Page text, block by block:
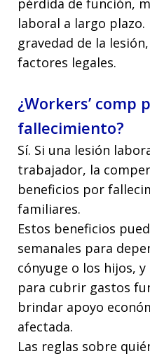
pérdida de función,
laboral a largo
gravedad de la
factores legales.
¿Workers’ comp
fallecimiento?
Sí. Si una lesión
trabajador, la
beneficios por
familiares.
Estos beneficios
semanales para
cónyuge o los hijos,
para cubrir gastos
brindar apoyo
afectada.
Las reglas sobre